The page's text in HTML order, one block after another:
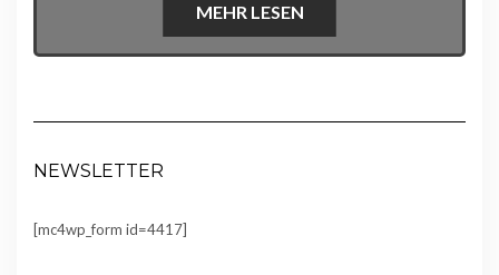
MEHR LESEN
NEWSLETTER
[mc4wp_form id=4417]